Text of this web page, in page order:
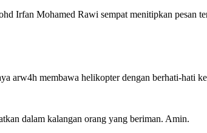
Irfan Mohamed Rawi sempat menitipkan pesan
arw4h membawa helikopter dengan berhati-hati
dalam kalangan orang yang beriman. Amin.